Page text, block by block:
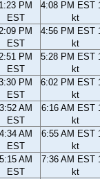
1:23 PM
EST
4:08 PM EST
kt
PM
EST
4:56 PM EST
kt
PM
EST
5:28 PM EST
kt
PM
EST
6:02 PM EST
kt
3:52 AM
EST
6:16 AM EST
kt
4:34 AM
EST
6:55 AM EST
kt
5:15 AM
EST
7:36 AM EST
kt